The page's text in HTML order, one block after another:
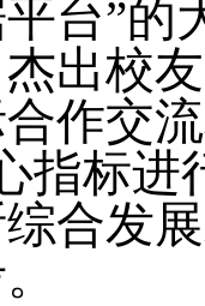
台”的
出校
作交
指标
合发